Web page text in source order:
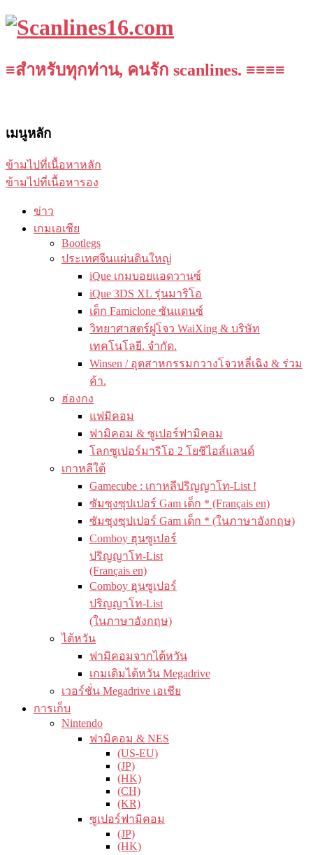
≡สำหรับทุกท่าน, คนรัก scanlines. ≡≡≡≡
เมนูหลัก
ข้ามไปที่เนื้อหาหลัก
ข้ามไปที่เนื้อหารอง
ข่าว
เกมเอเชีย
Bootlegs
ประเทศจีนแผ่นดินใหญ่
iQue เกมบอยแอดวานซ์
iQue 3DS XL รุ่นมาริโอ
เด็ก Famiclone ซันแดนซ์
วิทยาศาสตร์ฝูโจว WaiXing & บริษัท
เทคโนโลยี. จำกัด.
Winsen / อุตสาหกรรมกวางโจวหลี่เฉิง & ร่วม
ค้า.
ฮ่องกง
แฟมิคอม
ฟามิคอม & ซูเปอร์ฟามิคอม
โลกซูเปอร์มาริโอ 2 โยชิไอส์แลนด์
เกาหลีใต้
Gamecube : เกาหลีปริญญาโท-List !
ซัมซุงซุปเปอร์ Gam เด็ก * (Français en)
ซัมซุงซุปเปอร์ Gam เด็ก * (ในภาษาอังกฤษ)
Comboy ฮุนซูเปอร์
ปริญญาโท-List
(Français en)
Comboy ฮุนซูเปอร์
ปริญญาโท-List
(ในภาษาอังกฤษ)
ไต้หวัน
ฟามิคอมจากไต้หวัน
เกมเดิมไต้หวัน Megadrive
เวอร์ชั่น Megadrive เอเชีย
การเก็บ
Nintendo
ฟามิคอม & NES
(US-EU)
(JP)
(HK)
(CH)
(KR)
ซูเปอร์ฟามิคอม
(JP)
(HK)